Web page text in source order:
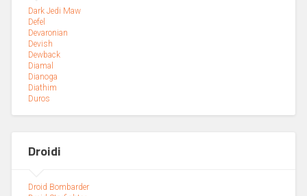
Dark Jedi Maw
Defel
Devaronian
Devish
Dewback
Diamal
Dianoga
Diathim
Duros
Droidi
Droid Bombarder